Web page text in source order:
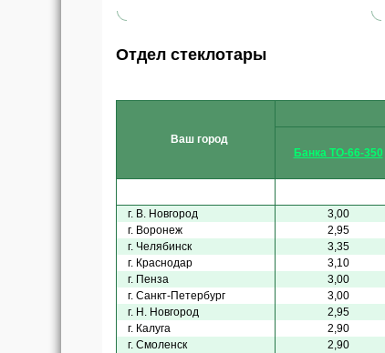
Отдел стеклотары
Ваш город
Банка ТО-66-350
г. В. Новгород
3,00
г. Воронеж
2,95
г. Челябинск
3,35
г. Краснодар
3,10
г. Пенза
3,00
г. Санкт-Петербург
3,00
г. Н. Новгород
2,95
г. Калуга
2,90
г. Смоленск
2,90